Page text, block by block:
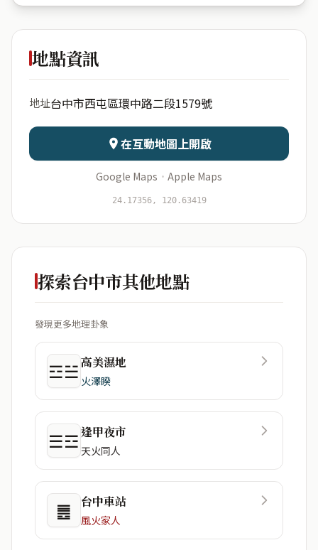
潮洋里環
日期 出生時辰
資料僅用於即時分析，不會儲存於伺服器
地點資訊
地址台中市西屯區環中路二段1579號
在互動地圖上開啟
Google Maps · Apple Maps
24.17356, 120.63419
探索台中市其他地點
發現更多地理卦象
☲☱高美濕地
火澤睽
☰☲逢甲夜市
天火同人
䷌ 台中車站
風火家人